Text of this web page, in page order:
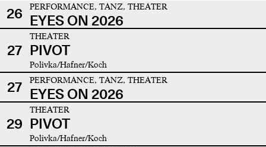
26
PERFORMANCE, TANZ, THEATER
EYES ON 2026
27
THEATER
PIVOT
Polivka/Hafner/Koch
27 PERFORMANCE, TANZ, THEATER
EYES ON 2026
29
THEATER
PIVOT
Polivka/Hafner/Koch